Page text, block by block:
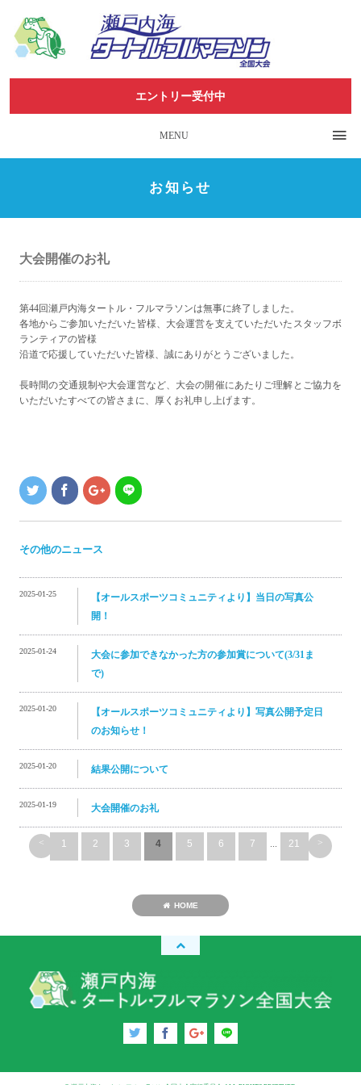
エントリー受付中
MENU
お知らせ
大会開催のお礼
第44回瀬戸内海タートル・フルマラソンは無事に終了しました。
各地からご参加いただいた皆様、大会運営を支えていただいたスタッフボ
ランティアの皆様
沿道で応援していただいた皆様、誠にありがとうございました。
長時間の交通規制や大会運営など、大会の開催にあたりご理解とご協力を
いただいたすべての皆さまに、厚くお礼申し上げます。
その他のニュース
2025-01-25
【オールスポーツコミュニティより】当日の写真公
開！
2025-01-24
大会に参加できなかった方の参加賞について(3/31ま
で)
2025-01-20
【オールスポーツコミュニティより】写真公開予定日
のお知らせ！
2025-01-20 結果公開について
2025-01-19 大会開催のお礼
< 1 2 3 4 5 6 7 ... 21 >
HOME